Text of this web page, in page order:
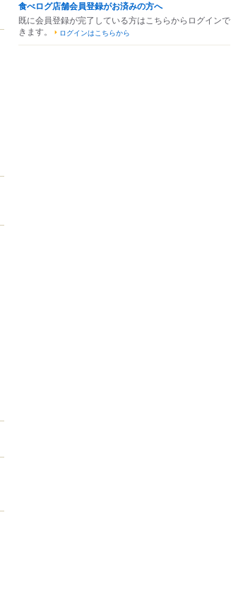
食べログ店舗会員登録がお済みの方へ
既に会員登録が完了している方はこちらからログインで
きます。
ログインはこちらから